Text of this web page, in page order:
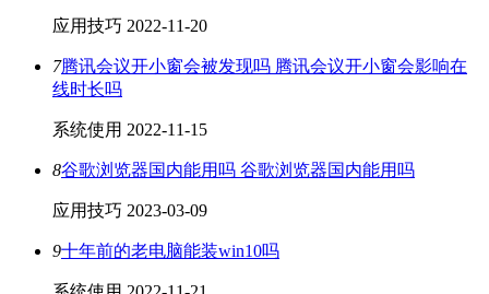
应用技巧 2022-11-20
7腾讯会议开小窗会被发现吗 腾讯会议开小窗会影响在
线时长吗
系统使用 2022-11-15
8谷歌浏览器国内能用吗 谷歌浏览器国内能用吗
应用技巧 2023-03-09
9十年前的老电脑能装win10吗